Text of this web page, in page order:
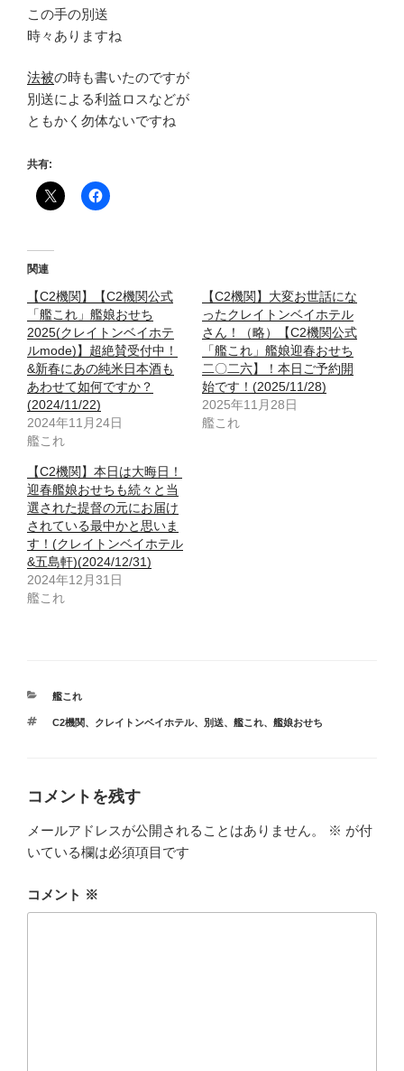
この手の別送
時々ありますね
法被の時も書いたのですが
別送による利益ロスなどが
ともかく勿体ないですね
共有:
関連
【C2機関】【C2機関公式
「艦これ」艦娘おせち
2025(クレイトンベイホテ
ルmode)】超絶賛受付中！
&新春にあの純米日本酒も
あわせて如何ですか？
(2024/11/22)
2024年11月24日
艦これ
【C2機関】大変お世話にな
ったクレイトンベイホテル
さん！（略）【C2機関公式
「艦これ」艦娘迎春おせち
二〇二六】！本日ご予約開
始です！(2025/11/28)
2025年11月28日
艦これ
【C2機関】本日は大晦日！
迎春艦娘おせちも続々と当
選された提督の元にお届け
されている最中かと思いま
す！(クレイトンベイホテル
&五島軒)(2024/12/31)
2024年12月31日
艦これ
カ
ゴ
艦これ
タ
C2機関、 クレイトンベイホテル、 別送、 艦これ、 艦娘おせち
コメントを残す
メールアドレスが公開されることはありません。 ※ が付
いている欄は必須項目です
コメント ※